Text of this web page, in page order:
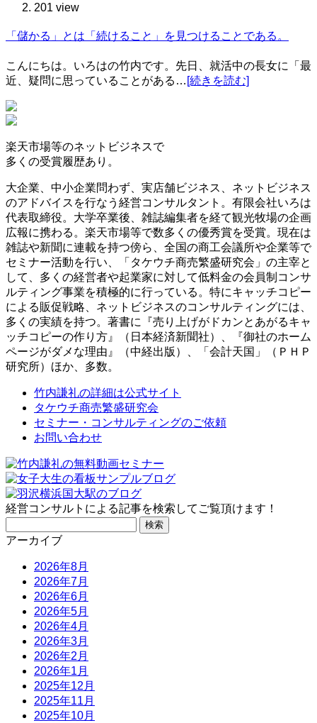
201 view
「儲かる」とは「続けること」を見つけることである。
こんにちは。いろはの竹内です。先日、就活中の長女に「最
近、疑問に思っていることがある… [続きを読む]
楽天市場等のネットビジネスで
多くの受賞履歴あり。
大企業、中小企業問わず、実店舗ビジネス、ネットビジネス
のアドバイスを行なう経営コンサルタント。有限会社いろは
代表取締役。大学卒業後、雑誌編集者を経て観光牧場の企画
広報に携わる。楽天市場等で数多くの優秀賞を受賞。現在は
雑誌や新聞に連載を持つ傍ら、全国の商工会議所や企業等で
セミナー活動を行い、「タケウチ商売繁盛研究会」の主宰と
して、多くの経営者や起業家に対して低料金の会員制コンサ
ルティング事業を積極的に行っている。特にキャッチコピー
による販促戦略、ネットビジネスのコンサルティングには、
多くの実績を持つ。著書に『売り上げがドカンとあがるキャ
ッチコピーの作り方』（日本経済新聞社）、『御社のホーム
ページがダメな理由』（中経出版）、「会計天国」（ＰＨＰ
研究所）ほか、多数。
竹内謙礼の詳細は公式サイト
タケウチ商売繁盛研究会
セミナー・コンサルティングのご依頼
お問い合わせ
経営コンサルトによる記事を検索してご覧頂けます！
索:
アーカイブ
2026年8月
2026年7月
2026年6月
2026年5月
2026年4月
2026年3月
2026年2月
2026年1月
2025年12月
2025年11月
2025年10月